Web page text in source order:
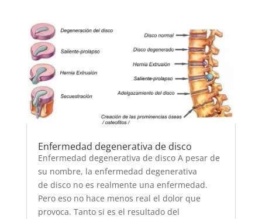
Enfermedad degenerativa de disco
Enfermedad degenerativa de disco A pesar de
su nombre, la enfermedad degenerativa
de disco no es realmente una enfermedad.
Pero eso no hace menos real el dolor que
provoca. Tanto si es el resultado del